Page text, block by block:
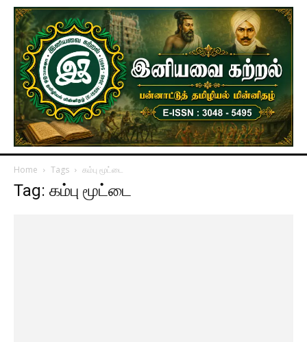
Home Tags கம்பு மூட்டை
Tag: கம்பு மூட்டை